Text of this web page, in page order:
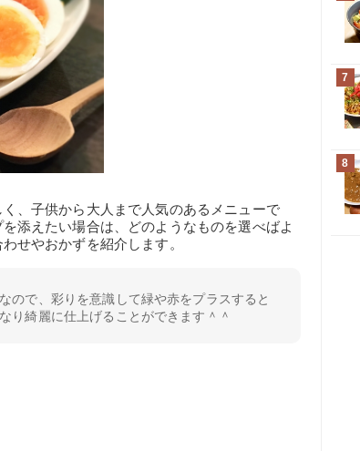
、子供から大人まで人気のあるメニューで
添えたい場合は、どのようなものを選べばよ
せやおかずを紹介します。
ので、彩りを意識して緑や赤をプラスすると
り綺麗に仕上げることができます＾＾
7
8